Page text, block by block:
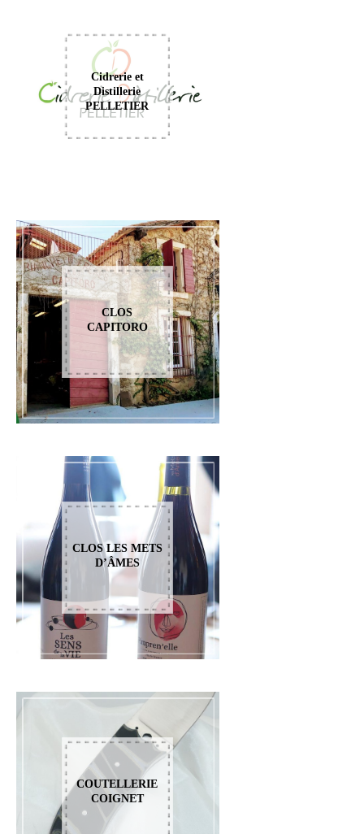
Cidrerie et
Distillerie
PELLETIER
CLOS
CAPITORO
CLOS LES METS
D’ÂMES
COUTELLERIE
COIGNET